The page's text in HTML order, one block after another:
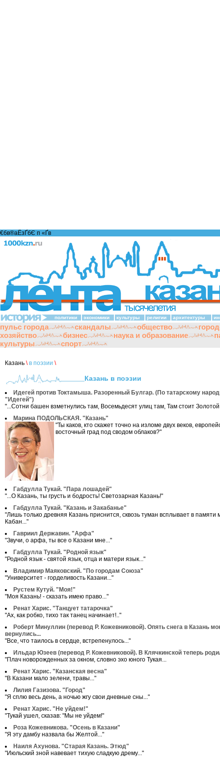
€бв®аЁзҐбЄ п «Ґ­в
политики экономики культуры религии архитектуры
пульс города скандалы общество
хозяйство
бизнес наука и образование
культуры
спорт
Казань \ в поэзии \
Казань в поэзии
Идегей против Токтамыша. Разоренный Булгар. (По татарскому
"Идегей")
"...Сотни башен взметнулись там, Восемьдесят улиц там, Там стоит
Марина ПОДОЛЬСКАЯ. "Казань"
"Ты каков, кто скажет точно на изломе двух веков,
восточный град под сводом облаков?"
Габдулла Тукай. "Пара лошадей"
"...О Казань, ты грусть и бодрость! Светозарная Казань!"
Габдулла Тукай. "Казань и Закабанье"
"Лишь только древняя Казань приснится, сквозь туман всплывает в памяти
Кабан..."
Гавриил Державин. "Арфа"
"Звучи, о арфа, ты все о Казани мне..."
Габдулла Тукай. "Родной язык"
"Родной язык - святой язык, отца и матери язык..."
Владимир Маяковский. "По городам Союза"
"Университет - горделивость Казани..."
Рустем Кутуй. "Моя!"
"Моя Казань! - сказать имею право..."
Ренат Харис. "Танцует татарочка"
"Ах, как робко, тихо так танец начинает!.."
Роберт Минуллин (перевод Р. Кожевниковой). Опять снега в Казань
вернулись...
"Все, что таилось в сердце, встрепенулось..."
Ильдар Юзеев (перевод Р. Кожевниковой). В Клячкинской теперь
"Плач новорожденных за окном, словно эхо юного Тукая...
Ренат Харис. "Казанская весна"
"В Казани мало зелени, травы..."
Лилия Газизова. "Город"
"Я сплю весь день, а ночью жгу свои дневные сны..."
Ренат Харис. "Не уйдем!"
"Тукай ушел, сказав: "Мы не уйдем!"
Роза Кожевникова. "Осень в Казани"
"Я эту дамбу назвала бы Желтой..."
Наиля Ахунова. "Старая Казань. Этюд"
"Июльский зной навевает тихую сладкую дрему..."